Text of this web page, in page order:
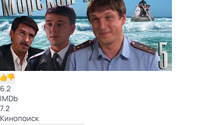
6.2
IMDb
7.2
Кинопоиск